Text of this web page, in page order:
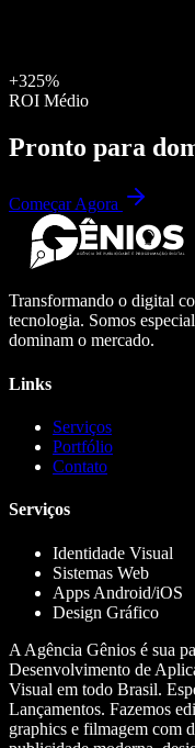
+325%
ROI Médio
Pronto para
Começar Agora
Transformando o digital
tecnologia. Somos
dominam o mercado.
Links
Serviços
Portfólio
Contato
Serviços
Identidade Visual
Sistemas Web
Apps Android/iOS
Design Gráfico
A Agência Gênios é sua
Desenvolvimento de
Visual em todo Brasil.
Lançamentos. Fazemos
graphics e filmagem com